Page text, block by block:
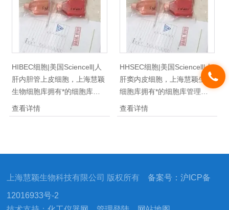
科院研究所，复旦，瑞金，上
药所等各大小型院校及企业。
旦，瑞金，上药所等各大小型
院校及企业。
HIBEC细胞|美国Sciencell|人
肝内胆管上皮细胞，上海慧颖
生物细胞库拥有*的细胞库管
理体系，供应400多种类细胞
株细胞系，国内/外优质细胞供
库成立至今，供应于全国各省
科院研究所，复旦，瑞金，上
药所等各大小型院校及企业。
查看详情
HHSEC细胞|美国Sciencell|人
肝窦内皮细胞，上海慧颖生物
细胞库拥有*的细胞库管理体
系，供应400多种类细胞株细
胞系，国内/外优质细胞供应，
库成立至今，供应于全国各省
科院研究所，复旦，瑞金，上
查看详情
上海慧颖生物科技有限公司 版权所有备案号：沪ICP备
12016933号-2